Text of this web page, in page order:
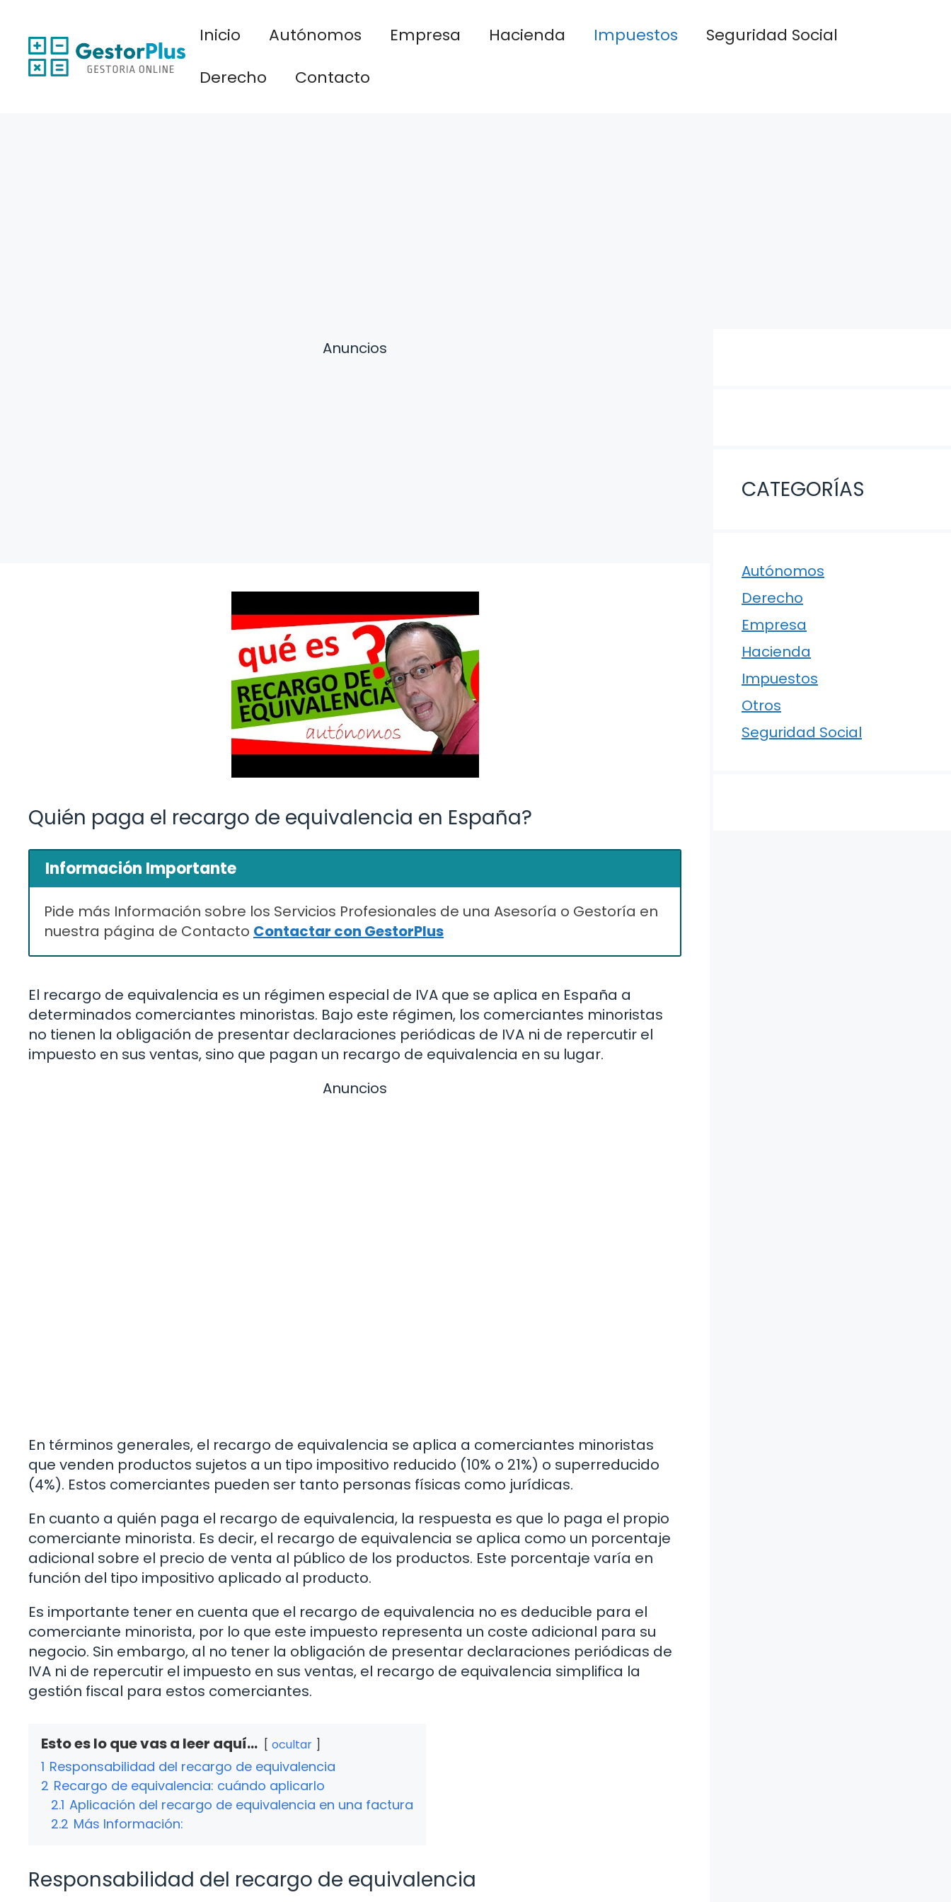
contenido
Inicio Autónomos Empresa Hacienda Impuestos
Seguridad Social
Derecho
Contacto
Anuncios
Quién paga el recargo de equivalencia en España?
Información Importante
Pide más Información sobre los Servicios Profesionales de una Asesoría o Gestoría en
nuestra página de Contacto Contactar con GestorPlus
El recargo de equivalencia es un régimen especial de IVA que se aplica en España a
determinados comerciantes minoristas. Bajo este régimen, los comerciantes minoristas
no tienen la obligación de presentar declaraciones periódicas de IVA ni de repercutir el
impuesto en sus ventas, sino que pagan un recargo de equivalencia en su lugar.
Anuncios
En términos generales, el recargo de equivalencia se aplica a comerciantes minoristas
que venden productos sujetos a un tipo impositivo reducido (10% o 21%) o superreducido
(4%). Estos comerciantes pueden ser tanto personas físicas como jurídicas.
En cuanto a quién paga el recargo de equivalencia, la respuesta es que lo paga el propio
comerciante minorista. Es decir, el recargo de equivalencia se aplica como un porcentaje
adicional sobre el precio de venta al público de los productos. Este porcentaje varía en
función del tipo impositivo aplicado al producto.
Es importante tener en cuenta que el recargo de equivalencia no es deducible para el
comerciante minorista, por lo que este impuesto representa un coste adicional para su
negocio. Sin embargo, al no tener la obligación de presentar declaraciones periódicas de
IVA ni de repercutir el impuesto en sus ventas, el recargo de equivalencia simplifica la
gestión fiscal para estos comerciantes.
Esto es lo que vas a leer aquí... ocultar
1 Responsabilidad del recargo de equivalencia
2 Recargo de equivalencia: cuándo aplicarlo
2.1 Aplicación del recargo de equivalencia en una factura
2.2 Más Información:
Responsabilidad del recargo de equivalencia
CATEGORÍAS
Autónomos
Derecho
Empresa
Hacienda
Impuestos
Otros
Seguridad Social